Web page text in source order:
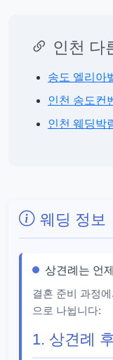
인천 다
송도 엘리아
인천 송도컨
인천 웨딩박
웨딩 정보
상견례는 언
결혼 준비 과정
으로 나뉩니다:
1. 상견례